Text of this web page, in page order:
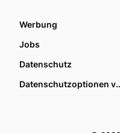
Werbung
Jobs
Datenschutz